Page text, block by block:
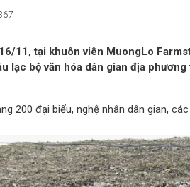
11, tại khuôn viên MuongLo
lạc bộ văn hóa dân gian địa
200 đại biểu, nghệ nhân dân gian,